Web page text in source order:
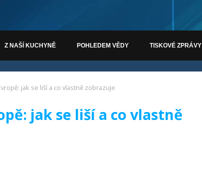
Z NAŠÍ KUCHYNĚ POHLEDEM VĚDY TISKOVÉ ZPRÁVY
jak se liší a co vlastně zobrazuje
jak se liší a co vlastně